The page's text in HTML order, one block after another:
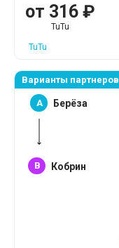
от 316 ₽
TuTu
TuTu
Варианты партнеров
A Берёза
B Кобрин